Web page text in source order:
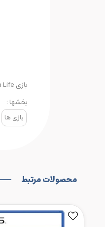
بازی Train Life دارای آب و هوای پویا و چرخه روز و شب است و باید در هر شرایطی، آماده هدایت قطار باشید.
بخشها :
بازی ها
محصولات مرتبط